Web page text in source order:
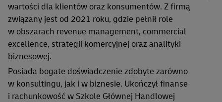
wartości dla klientów oraz konsumentów. Z firmą
związany jest od 2021 roku, gdzie pełnił role
w obszarach revenue management, commercial
excellence, strategii komercyjnej oraz analityki
biznesowej.
Posiada bogate doświadczenie zdobyte zarówno
w konsultingu, jak i w biznesie. Ukończył finanse
i rachunkowość w Szkole Głównej Handlowej